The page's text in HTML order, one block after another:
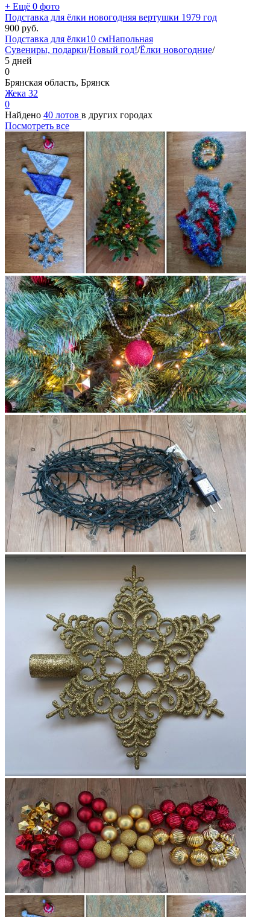
+ Ещё 0 фото
Подставка для ёлки новогодняя вертушки 1979 год
900 руб.
Подставка для ёлки10 смНапольная
Сувениры, подарки/Новый год!/Ёлки новогодние/
5 дней
0
Брянская область, Брянск
Жека 32
0
Найдено 40 лотов в других городах
Посмотреть все